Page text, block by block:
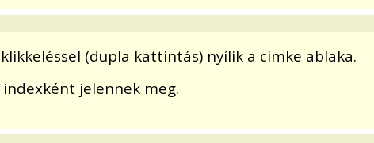
(dupla kattintás) nyílik a cimke ablaka.
jelennek meg.